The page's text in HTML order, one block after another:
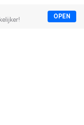
OPEN